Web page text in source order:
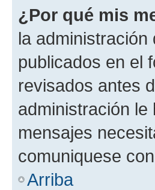
¿Por qué mis
la
publicados en el
revisados antes
administración
mensajes
comuniquese
Arriba